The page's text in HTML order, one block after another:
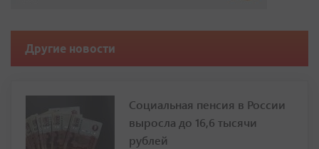
Другие новости
Социальная пенсия в России
выросла до 16,6 тысячи
рублей